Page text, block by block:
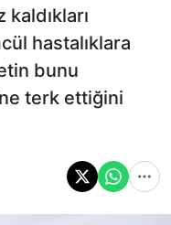
hastalıklara
bunu
terk ettiğini